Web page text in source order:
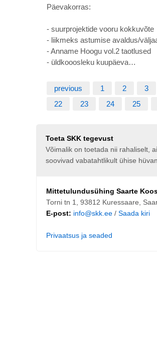
Päevakorras:
- suurprojektide vooru kokkuvõte
- liikmeks astumise avaldus/
- Anname Hoogu vol.2 taotlused
- üldkooosleku kuupäeva…
previous 1 2 3
22
23 24 25
Toeta SKK tegevust
Võimalik on toetada nii rahaliselt,
soovivad vabatahtlikult ühise
Mittetulundusühing Saarte
Torni tn 1, 93812 Kuressaare,
E-post: info@skk.ee/ Saada kiri
Privaatsus ja seaded